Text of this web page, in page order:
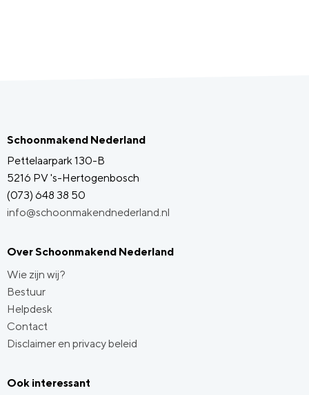
Schoonmakend Nederland
Pettelaarpark 130-B
5216 PV 's-Hertogenbosch
(073) 648 38 50
info@schoonmakendnederland.nl
Over Schoonmakend Nederland
Wie zijn wij?
Bestuur
Helpdesk
Contact
Disclaimer en privacy beleid
Ook interessant